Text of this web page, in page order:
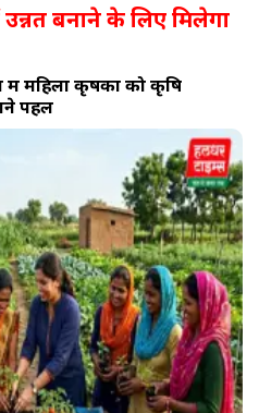
बनाने के लिए मिलेगा
महिला कृषकों को कृषि
पहल